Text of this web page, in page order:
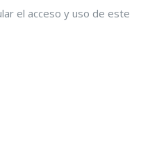
el acceso y uso de este